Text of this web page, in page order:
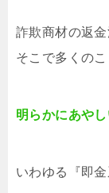
詐欺商材の返
そこで多くの
明らかにあや
いわゆる『即